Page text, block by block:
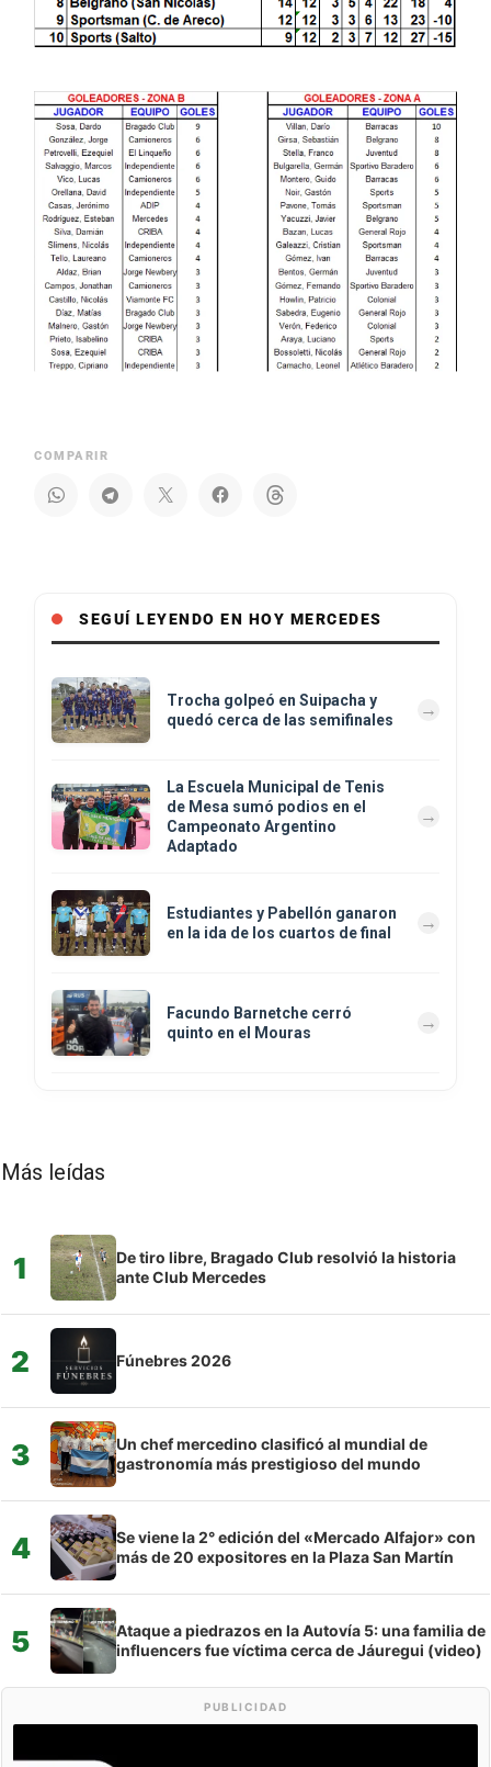
COMPARIR
SEGUÍ LEYENDO EN HOY MERCEDES
Trocha golpeó en Suipacha y
quedó cerca de las semifinales
La Escuela Municipal de Tenis
de Mesa sumó podios en el
Campeonato Argentino
Adaptado
Estudiantes y Pabellón ganaron
en la ida de los cuartos de final
Facundo Barnetche cerró
quinto en el Mouras
Más leídas
1
De tiro libre, Bragado Club resolvió la historia
ante Club Mercedes
2 Fúnebres 2026
3
Un chef mercedino clasificó al mundial de
gastronomía más prestigioso del mundo
4
Se viene la 2° edición del «Mercado Alfajor» con
más de 20 expositores en la Plaza San Martín
5
Ataque a piedrazos en la Autovía 5: una familia de
influencers fue víctima cerca de Jáuregui (video)
PUBLICIDAD